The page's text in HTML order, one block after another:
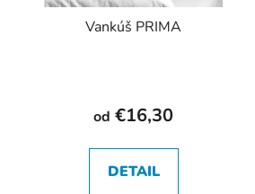
Vankúš PRIMA
od €16,30
DETAIL